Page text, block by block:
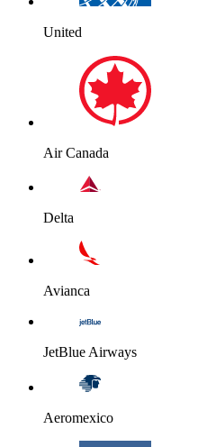
United
Air Canada
Delta
Avianca
JetBlue Airways
Aeromexico